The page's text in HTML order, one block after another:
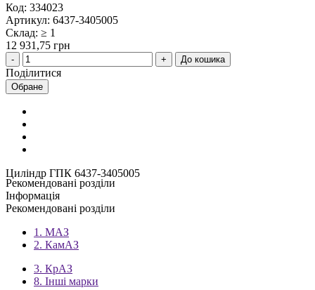
Код: 334023
Артикул: 6437-3405005
Склад: ≥ 1
12 931,75 грн
До кошика
Поділитися
Обране
Циліндр ГПК 6437-3405005
Рекомендовані розділи
Інформація
Рекомендовані розділи
1. МАЗ
2. КамАЗ
3. КрАЗ
8. Інші марки